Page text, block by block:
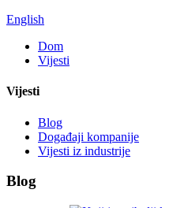
English
Dom
Vijesti
Vijesti
Blog
Događaji kompanije
Vijesti iz industrije
Blog